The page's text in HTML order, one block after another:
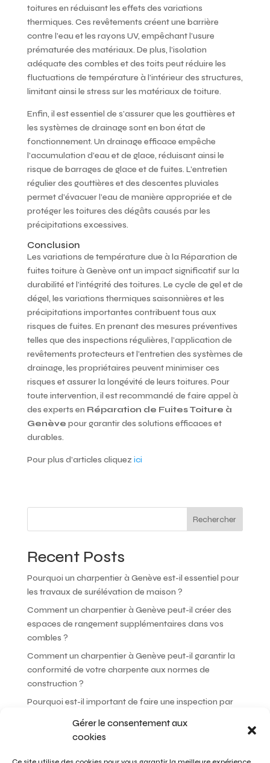
Gérer le consentement aux
cookies
toitures en réduisant les effets des variations
thermiques. Ces revêtements créent une barrière
contre l’eau et les rayons UV, empêchant l’usure
prématurée des matériaux. De plus, l’isolation
adéquate des combles et des toits peut réduire les
fluctuations de température à l’intérieur des structures,
limitant ainsi le stress sur les matériaux de toiture.
Enfin, il est essentiel de s’assurer que les gouttières et
les systèmes de drainage sont en bon état de
fonctionnement. Un drainage efficace empêche
l’accumulation d’eau et de glace, réduisant ainsi le
risque de barrages de glace et de fuites. L’entretien
régulier des gouttières et des descentes pluviales
permet d’évacuer l’eau de manière appropriée et de
protéger les toitures des dégâts causés par les
précipitations excessives.
Conclusion
Les variations de température due à la Réparation de
fuites toiture à Genève ont un impact significatif sur la
durabilité et l’intégrité des toitures. Le cycle de gel et de
dégel, les variations thermiques saisonnières et les
précipitations importantes contribuent tous aux
risques de fuites. En prenant des mesures préventives
telles que des inspections régulières, l’application de
revêtements protecteurs et l’entretien des systèmes de
drainage, les propriétaires peuvent minimiser ces
risques et assurer la longévité de leurs toitures. Pour
toute intervention, il est recommandé de faire appel à
des experts en Réparation de Fuites Toiture à
Genève pour garantir des solutions efficaces et
durables.
Pour plus d’articles cliquez ici
Rechercher
Recent Posts
Pourquoi un charpentier à Genève est-il essentiel pour
les travaux de surélévation de maison ?
Comment un charpentier à Genève peut-il créer des
espaces de rangement supplémentaires dans vos
combles ?
Comment un charpentier à Genève peut-il garantir la
conformité de votre charpente aux normes de
construction ?
Pourquoi est-il important de faire une inspection par
Comment un charpentier à Genève peut-il choisir les